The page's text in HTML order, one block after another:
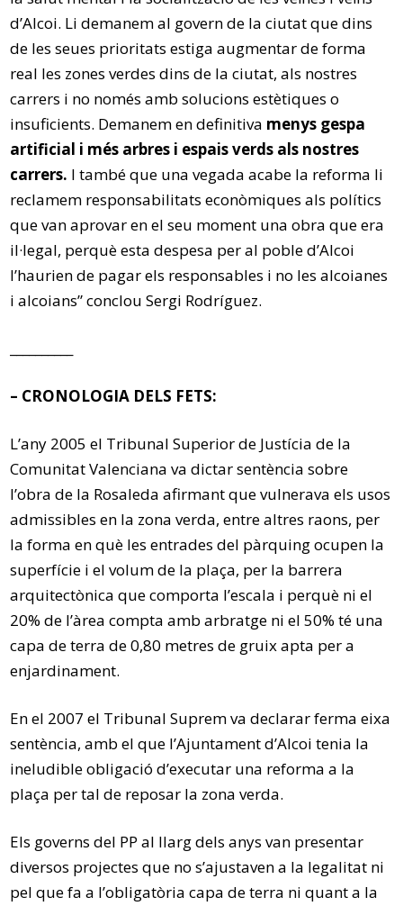
d’Alcoi. Li demanem al govern de la ciutat que dins
de les seues prioritats estiga augmentar de forma
real les zones verdes dins de la ciutat, als nostres
carrers i no només amb solucions estètiques o
insuficients. Demanem en definitiva menys gespa
artificial i més arbres i espais verds als nostres
carrers. I també que una vegada acabe la reforma li
reclamem responsabilitats econòmiques als polítics
que van aprovar en el seu moment una obra que era
il·legal, perquè esta despesa per al poble d’Alcoi
l’haurien de pagar els responsables i no les alcoianes
i alcoians” conclou Sergi Rodríguez.
– CRONOLOGIA DELS FETS:
L’any 2005 el Tribunal Superior de Justícia de la
Comunitat Valenciana va dictar sentència sobre
l’obra de la Rosaleda afirmant que vulnerava els usos
admissibles en la zona verda, entre altres raons, per
la forma en què les entrades del pàrquing ocupen la
superfície i el volum de la plaça, per la barrera
arquitectònica que comporta l’escala i perquè ni el
20% de l’àrea compta amb arbratge ni el 50% té una
capa de terra de 0,80 metres de gruix apta per a
enjardinament.
En el 2007 el Tribunal Suprem va declarar ferma eixa
sentència, amb el que l’Ajuntament d’Alcoi tenia la
ineludible obligació d’executar una reforma a la
plaça per tal de reposar la zona verda.
Els governs del PP al llarg dels anys van presentar
diversos projectes que no s’ajustaven a la legalitat ni
pel que fa a l’obligatòria capa de terra ni quant a la